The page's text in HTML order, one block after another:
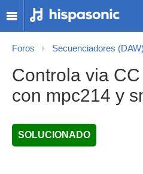
Foros Secuenciadores (DAW)
Controla via
con mpc214 y
SOLUCIONADO